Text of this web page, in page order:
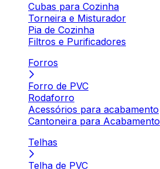
Cubas para Cozinha
Torneira e Misturador
Pia de Cozinha
Filtros e Purificadores
Forros
Forro de PVC
Rodaforro
Acessórios para acabamento
Cantoneira para Acabamento
Telhas
Telha de PVC